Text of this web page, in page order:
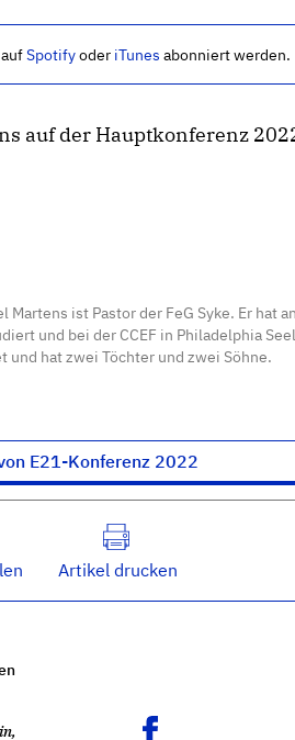
Spotifyoder iTunes abonniert werden.
auf der Hauptkonferenz
Martens ist Pastor der FeG Syke. Er hat
und bei der CCEF in Philadelphia
und hat zwei Töchter und zwei Söhne.
E21-Konferenz 2022
Artikel drucken